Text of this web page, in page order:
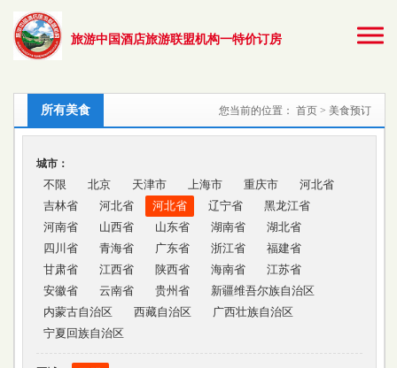
旅游中国酒店旅游联盟机构一特价订房
所有美食 您当前的位置： 首页 > 美食预订
城市：
不限 北京 天津市 上海市 重庆市
河北省
吉林省
河北省 河北省 辽宁省
黑龙江省
河南省
山西省 山东省 湖南省
湖北省
四川省
青海省 广东省 浙江省
福建省
甘肃省
江西省 陕西省 海南省
江苏省
安徽省
云南省 贵州省
新疆维吾尔族自治区
内蒙古自治区
西藏自治区
广西壮族自治区
宁夏回族自治区